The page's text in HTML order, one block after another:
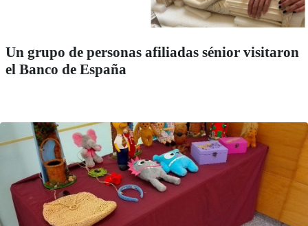
Un grupo de personas afiliadas sénior visitaron
el Banco de España